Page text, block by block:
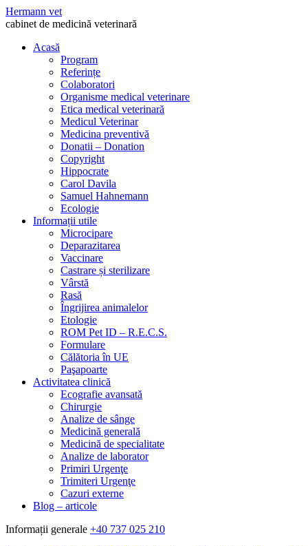
Hermann vet
cabinet de medicină veterinară
Acasă
Program
Referințe
Colaboratori
Organisme medical veterinare
Etica medical veterinară
Medicul Veterinar
Medicina preventivă
Donatii – Donation
Copyright
Hippocrate
Carol Davila
Samuel Hahnemann
Ecologie
Informații utile
Microcipare
Deparazitarea
Vaccinare
Castrare și sterilizare
Vârstă
Rasă
Îngrijirea animalelor
Etologie
ROM Pet ID – R.E.C.S.
Formulare
Călătoria în UE
Paşapoarte
Activitatea clinică
Ecografie avansată
Chirurgie
Analize de sânge
Medicină generală
Medicină de specialitate
Analize de laborator
Primiri Urgenţe
Trimiteri Urgenţe
Cazuri externe
Blog – articole
Informații generale +40 737 025 210